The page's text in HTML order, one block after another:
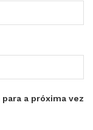
a próxima vez